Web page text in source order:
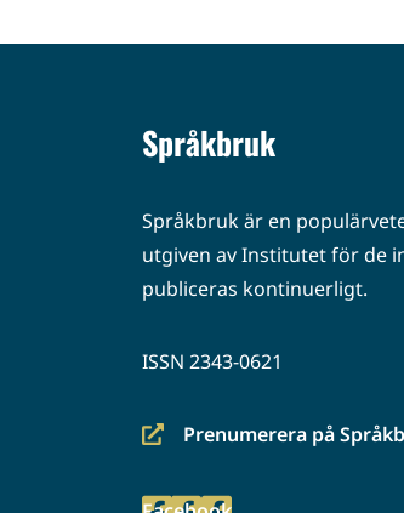
Språkbruk
Språkbruk är en
utgiven av Institutet för de
publiceras kontinuerligt.
ISSN 2343-0621
Prenumerera på
(siirryt